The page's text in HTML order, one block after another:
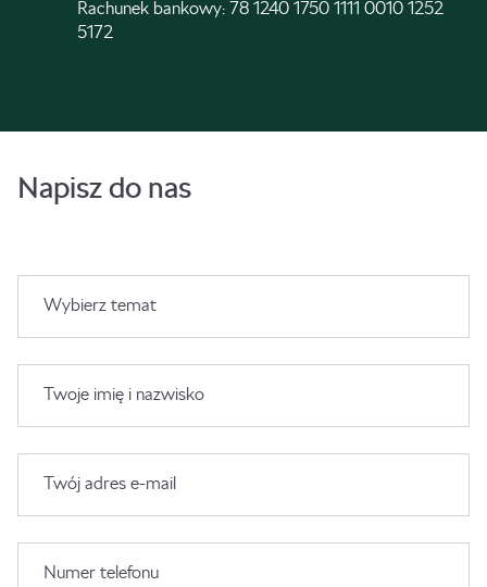
Rachunek bankowy: 78 1240 1750 1111 0010 1252
5172
Napisz do nas
Wybierz temat
Twoje imię i nazwisko
Twój adres e-mail
Numer telefonu